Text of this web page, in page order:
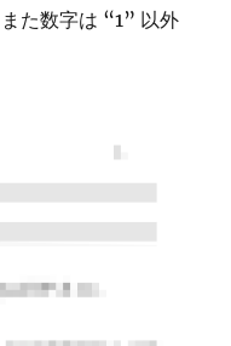
た数字は “1” 以外